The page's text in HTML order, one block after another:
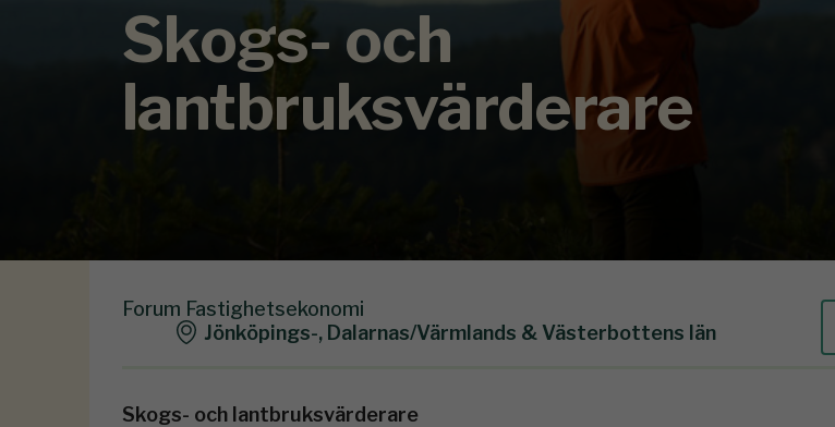
Skogs- och
lantbruksvärderare
Forum Fastighetsekonomi
Jönköpings-, Dalarnas/Värmlands & Västerbottens län
Skogs- och lantbruksvärderare